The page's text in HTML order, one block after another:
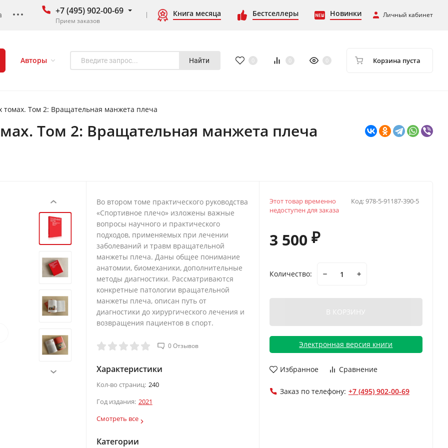
+7 (495) 902-00-69
Прием заказов
Книга месяца Бестселлеры Новинки Личный кабинет
Авторы Найти 0 0 0 Корзина пуста
томах. Том 2: Вращательная манжета плеча
Том 2: Вращательная манжета плеча
‹
›
Во втором томе практического руководства
«Спортивное плечо» изложены важные
вопросы научного и практического
подходов, применяемых при лечении
заболеваний и травм вращательной
манжеты плеча. Даны общее понимание
анатомии, биомеханики, дополнительные
методы диагностики. Рассматриваются
конкретные патологии вращательной
манжеты плеча, описан путь от
диагностики до хирургического лечения и
возвращения пациентов в спорт.
0 Отзывов
Характеристики
Кол-во страниц: 240
Год издания: 2021
Смотреть все
Категории
Код:978-5-91187-390-5
Этот товар временно
недоступен для заказа
3 500 ₽
Количество:
В КОРЗИНУ
Электронная версия книги
Избранное Сравнение
Заказ по телефону: +7 (495) 902-00-69